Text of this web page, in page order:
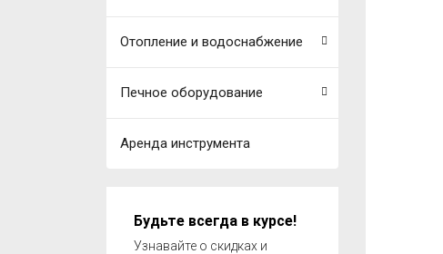
Отопление и водоснабжение
Печное оборудование
Аренда инструмента
Будьте всегда в курсе!
Узнавайте о скидках и